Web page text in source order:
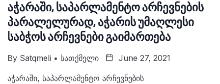
აჭარაში, საპარლამენტო არჩევნების
პარალელურად, აჭარის უმაღლესი
საბჭოს არჩევნები გაიმართება
By Satqmeli • Სათქმელი June 27, 2021
აჭარაში, საპარლამენტო არჩევნების